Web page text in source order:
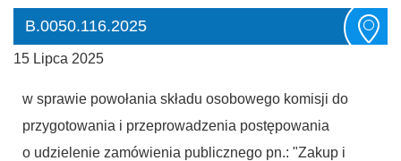
B.0050.116.2025
15 Lipca 2025
w sprawie powołania składu osobowego komisji do
przygotowania i przeprowadzenia postępowania
o udzielenie zamówienia publicznego pn.: "Zakup i